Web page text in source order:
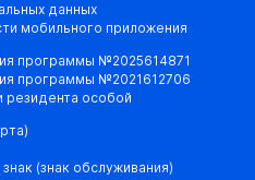
данных
мобильного приложения
программы №2025614871
программы №2021612706
резидента особой
(знак обслуживания)